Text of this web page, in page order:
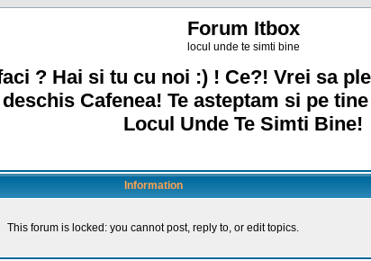
Forum Itbox
locul unde te simti bine
? Hai si tu cu noi :) ! Ce?! Vrei sa
Cafenea! Te asteptam si pe
Locul Unde Te Simti Bine!
Information
This forum is locked: you cannot post, reply to, or edit topics.